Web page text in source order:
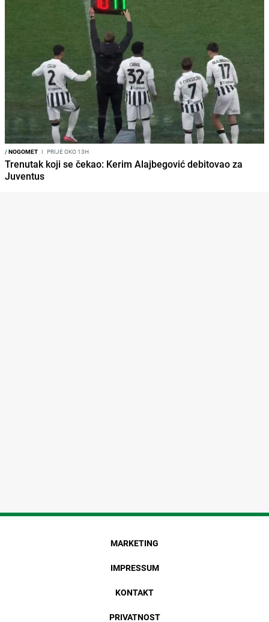
/NOGOMET I PRIJE OKO 13H
Trenutak koji se čekao: Kerim Alajbegović debitovao za
Juventus
MARKETING
IMPRESSUM
KONTAKT
PRIVATNOST